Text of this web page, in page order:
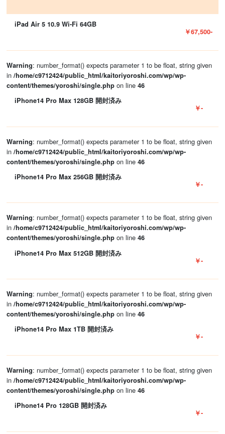
iPad Air 5 10.9 Wi-Fi 64GB
￥67,500-
Warning: number_format() expects parameter 1 to be float, string given
in /home/c9712424/public_html/kaitoriyoroshi.com/wp/wp-
content/themes/yoroshi/single.phpon line 46
iPhone14 Pro Max 128GB 開封済み
￥-
Warning: number_format() expects parameter 1 to be float, string given
in /home/c9712424/public_html/kaitoriyoroshi.com/wp/wp-
content/themes/yoroshi/single.phpon line 46
iPhone14 Pro Max 256GB 開封済み
￥-
Warning: number_format() expects parameter 1 to be float, string given
in /home/c9712424/public_html/kaitoriyoroshi.com/wp/wp-
content/themes/yoroshi/single.phpon line 46
iPhone14 Pro Max 512GB 開封済み
￥-
Warning: number_format() expects parameter 1 to be float, string given
in /home/c9712424/public_html/kaitoriyoroshi.com/wp/wp-
content/themes/yoroshi/single.phpon line 46
iPhone14 Pro Max 1TB 開封済み
￥-
Warning: number_format() expects parameter 1 to be float, string given
in /home/c9712424/public_html/kaitoriyoroshi.com/wp/wp-
content/themes/yoroshi/single.phpon line 46
iPhone14 Pro 128GB 開封済み
￥-